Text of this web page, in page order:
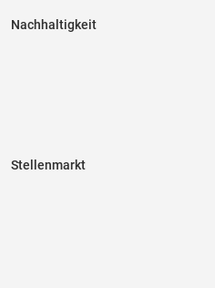
Nachhaltigkeit
Stellenmarkt